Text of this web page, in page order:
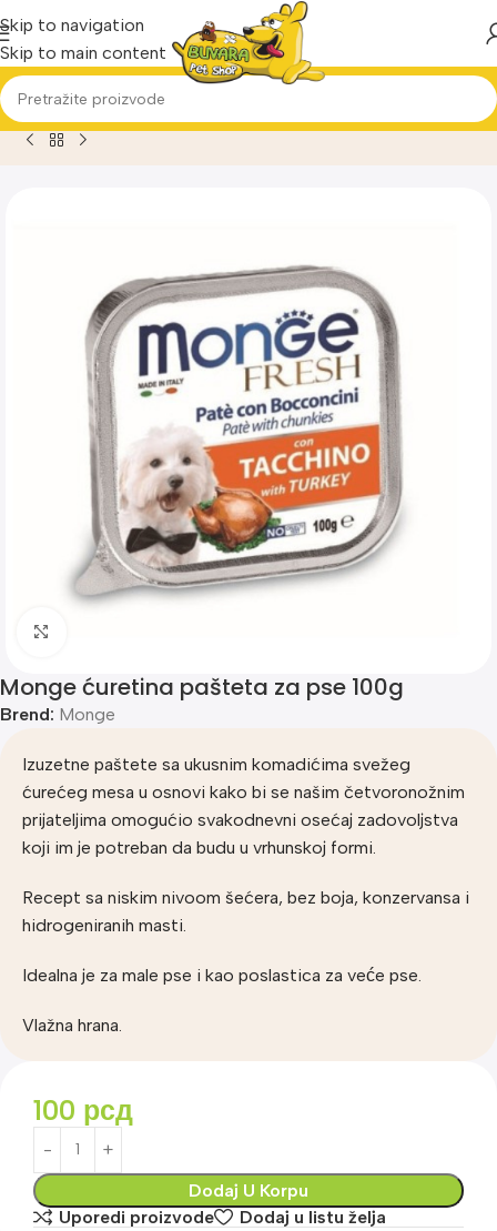
Skip to navigation
Skip to main content
Home Proizvod Monge ćuretina pašteta za pse 100g
Monge ćuretina pašteta za pse 100g
Brend: Monge
Izuzetne paštete sa ukusnim komadićima svežeg
ćurećeg mesa u osnovi kako bi se našim četvoronožnim
prijateljima omogućio svakodnevni osećaj zadovoljstva
koji im je potreban da budu u vrhunskoj formi.
Recept sa niskim nivoom šećera, bez boja, konzervansa i
hidrogeniranih masti.
Idealna je za male pse i kao poslastica za veće pse.
Vlažna hrana.
100 рсд
Dodaj U Korpu
Uporedi proizvode
Dodaj u listu želja